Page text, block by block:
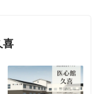
訪問★
訪問★